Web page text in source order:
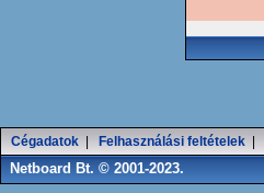
Cégadatok Felhasználási feltételek
Netboard Bt. © 2001-2023.